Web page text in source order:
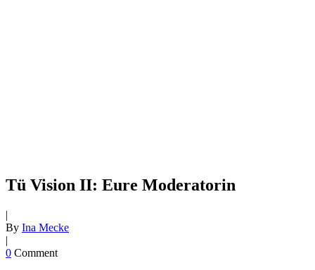
Tü Vision II: Eure Moderatorin
|
By Ina Mecke
|
0 Comment